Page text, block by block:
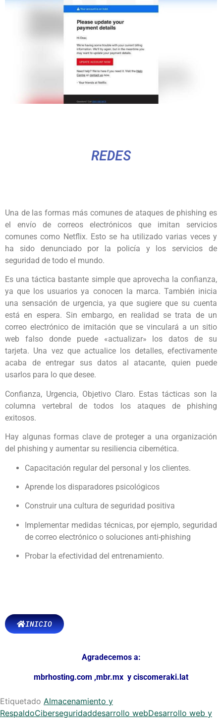
REDES
Una de las formas más comunes de ataques de phishing es
el envío de correos electrónicos que imitan servicios
comunes como Netflix. Esto se ha utilizado varias veces y
ha sido denunciado por la policía y los servicios de
seguridad de todo el mundo.
Es una táctica bastante simple que aprovecha la confianza,
ya que los usuarios ya conocen la marca. También inicia
una sensación de urgencia, ya que sugiere que su cuenta
está en espera. Sin embargo, en realidad se trata de un
correo electrónico de imitación que se vinculará a un sitio
web falso donde puede «actualizar» los datos de su
tarjeta. Una vez que actualice los detalles, efectivamente
acaba de entregar sus datos al atacante, quien puede
usarlos para lo que desee.
Confianza, Urgencia, Objetivo Claro. Estas tácticas son la
columna vertebral de todos los ataques de phishing
exitosos.
Hay algunas formas clave de proteger a una organización
del phishing y aumentar su resiliencia cibernética.
Capacitación regular del personal y los clientes.
Aprende los disparadores psicológicos
Construir una cultura de seguridad positiva
Implementar medidas técnicas, por ejemplo, seguridad
de correo electrónico o soluciones anti-phishing
Probar la efectividad del entrenamiento.
INICIO
Agradecemos a:
mbrhosting.com ,mbr.mx y ciscomeraki.lat
Etiquetado Almacenamiento y
RespaldoCiberseguridaddesarrollo webDesarrollo web y